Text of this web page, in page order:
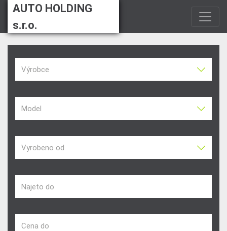
AUTO HOLDING
s.r.o.
Výrobce
Model
Vyrobeno od
Najeto do
Cena do